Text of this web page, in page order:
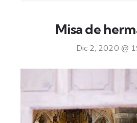
Misa de
Dic 2, 2020 @